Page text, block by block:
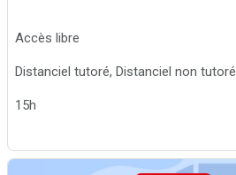
Accès libre
Distanciel tutoré, Distanciel non tutoré
15h